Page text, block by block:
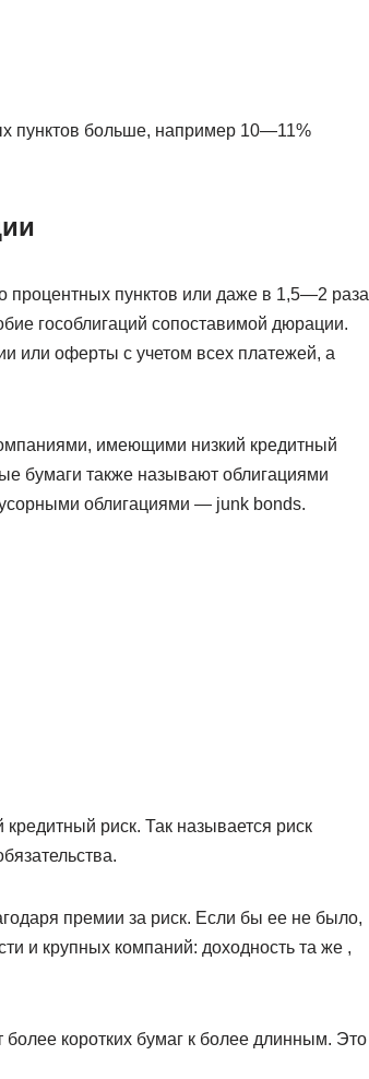
пунктов больше, например 10—11%
процентных пунктов или даже в 1,5—2 раза
гособлигаций сопоставимой дюрации.
или оферты с учетом всех платежей, а
имеющими низкий кредитный
бумаги также называют облигациями
облигациями — junk bonds.
риск. Так называется риск
премии за риск. Если бы ее не было,
и крупных компаний: доходность та же ,
коротких бумаг к более длинным. Это